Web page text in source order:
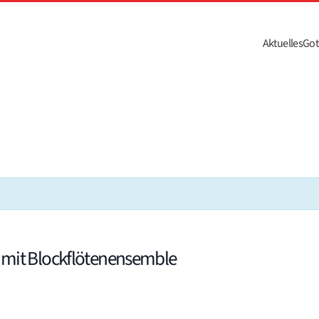
Aktuelles
Blockflötenensemble